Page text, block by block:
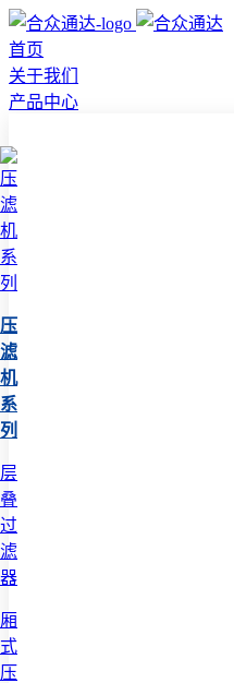
首页
关于我们
产品中心
压
滤
机
系
列
层
叠
过
滤
器
厢
式
压